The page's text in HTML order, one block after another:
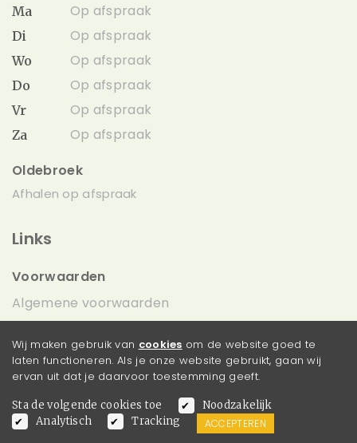
Wij maken gebruik van cookies om de website goed te
laten functioneren. Als je onze website gebruikt, gaan wij
ervan uit dat je daarvoor toestemming geeft.
Sta de volgende cookies toe
Noodzakelijk
Analytisch
Tracking ACCEPTEREN
Ma Op afspraak
Di Op afspraak
Wo Op afspraak
Do Op afspraak
Vr Op afspraak
Za
Op afspraak
Oldebroek
Afhalen op afspraak
Links
Voorwaarden
Algemene voorwaarden
Privacy Beleid
Klantenservice
Klantenservice